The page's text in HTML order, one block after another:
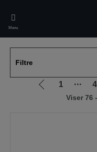
main
content
Menu
Filtre
Gå
1 ⋯ 4
Viser 76